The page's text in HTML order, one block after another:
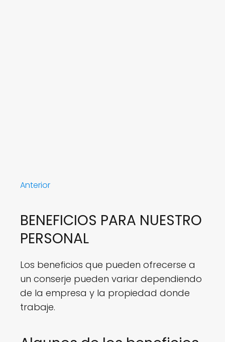
Anterior
BENEFICIOS PARA NUESTRO
PERSONAL
Los beneficios que pueden ofrecerse a
un conserje pueden variar dependiendo
de la empresa y la propiedad donde
trabaje.